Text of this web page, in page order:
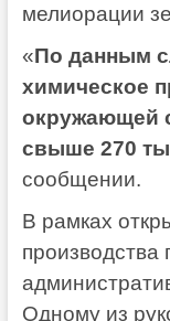
мелиорации
«По данным
химическое
окружающей
свыше 270
сообщении.
В рамках
Одному из